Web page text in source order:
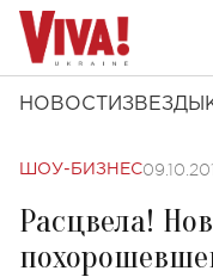
НОВОСТИ ЗВЕЗДЫ
ШОУ-БИЗНЕС
Расцвела!